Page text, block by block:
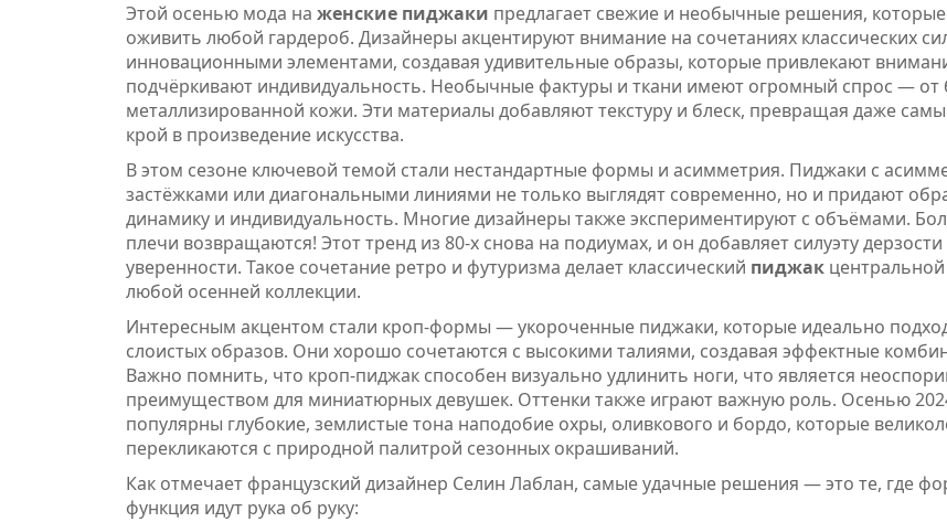
Этой осенью мода на женские пиджаки предлагает свежие и необычные решения,
оживить любой гардероб. Дизайнеры акцентируют внимание на сочетаниях классических
инновационными элементами, создавая удивительные образы, которые привлекают
подчёркивают индивидуальность. Необычные фактуры и ткани имеют огромный спрос — от
металлизированной кожи. Эти материалы добавляют текстуру и блеск, превращая даже
крой в произведение искусства.
В этом сезоне ключевой темой стали нестандартные формы и асимметрия. Пиджаки с
застёжками или диагональными линиями не только выглядят современно, но и придают
динамику и индивидуальность. Многие дизайнеры также экспериментируют с объёмами.
плечи возвращаются! Этот тренд из 80-х снова на подиумах, и он добавляет силуэту дерзости
уверенности. Такое сочетание ретро и футуризма делает классический пиджак
любой осенней коллекции.
Интересным акцентом стали кроп-формы — укороченные пиджаки, которые идеально
слоистых образов. Они хорошо сочетаются с высокими талиями, создавая эффектные
Важно помнить, что кроп-пиджак способен визуально удлинить ноги, что является
преимуществом для миниатюрных девушек. Оттенки также играют важную роль. Осенью
популярны глубокие, землистые тона наподобие охры, оливкового и бордо, которые
перекликаются с природной палитрой сезонных окрашиваний.
Как отмечает французский дизайнер Селин Лаблан, самые удачные решения — это те, где
функция идут рука об руку: